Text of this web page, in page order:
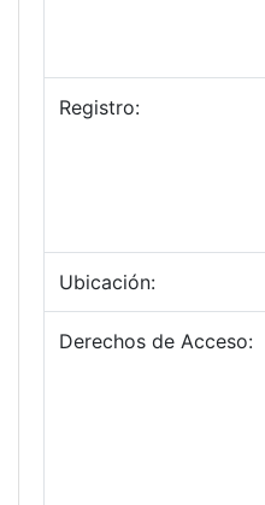
Registro:
Ubicación:
Derechos de Acceso: